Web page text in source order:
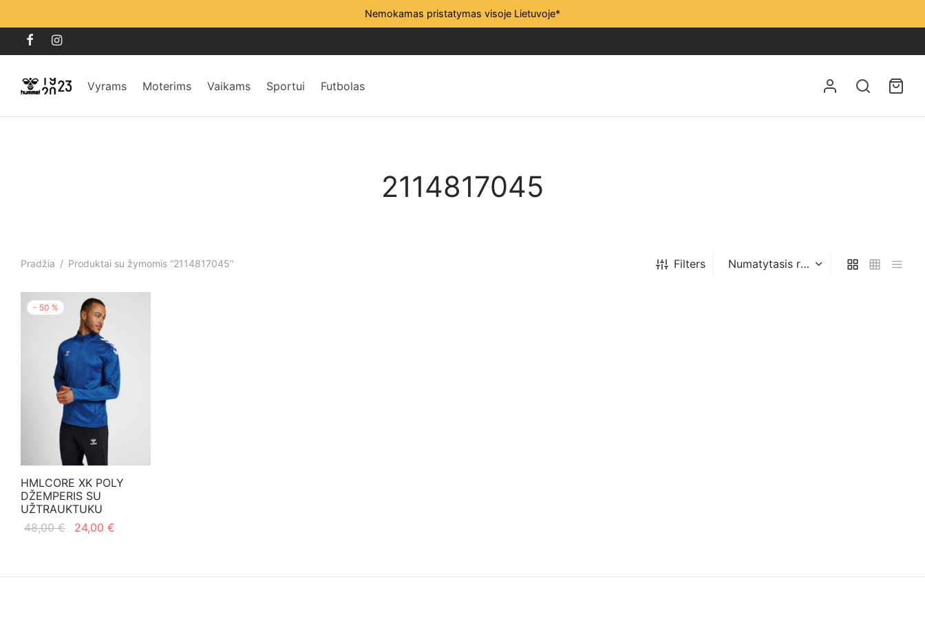
Nemokamas pristatymas visoje Lietuvoje*
Vyrams Moterims Vaikams Sportui Futbolas
2114817045
Pradžia / Produktai su žymomis “2114817045” Filters
- 50 %
HMLCORE XK POLY
DŽEMPERIS SU
UŽTRAUKTUKU
48,00€
Original
48,00 €.
24,00 €
has